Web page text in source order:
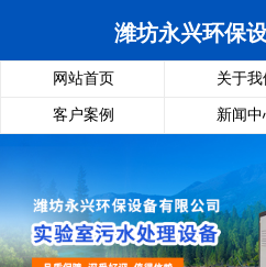
潍坊永兴环保
网站首页 关于我
客户案例 新闻中